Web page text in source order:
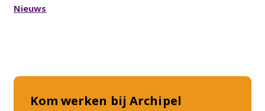
Nieuws
Kom werken bij Archipel